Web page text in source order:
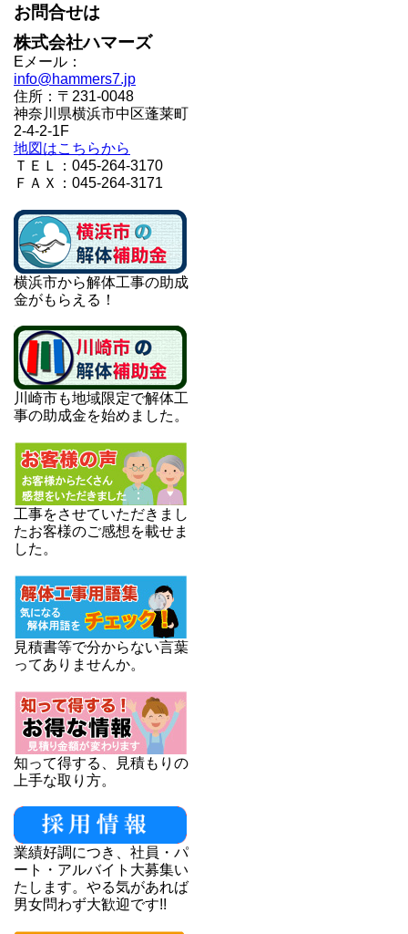
お問合せは
株式会社ハマーズ
Eメール：
info@hammers7.jp
住所：〒231-0048
神奈川県横浜市中区蓬莱町
2-4-2-1F
地図はこちらから
ＴＥＬ：045-264-3170
ＦＡＸ：045-264-3171
横浜市から解体工事の助成
金がもらえる！
川崎市も地域限定で解体工
事の助成金を始めました。
工事をさせていただきまし
たお客様のご感想を載せま
した。
見積書等で分からない言葉
ってありませんか。
知って得する、見積もりの
上手な取り方。
業績好調につき、社員・パ
ート・アルバイト大募集い
たします。やる気があれば
男女問わず大歓迎です!!